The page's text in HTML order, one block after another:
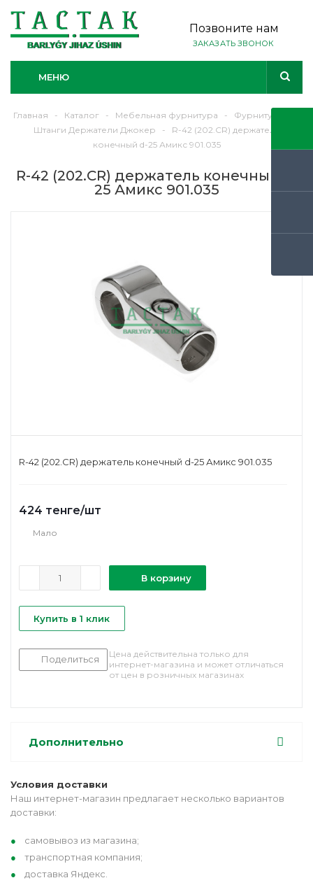
Позвоните нам
ЗАКАЗАТЬ ЗВОНОК
МЕНЮ
Главная - Каталог - Мебельная фурнитура - Фурнитура
Штанги Держатели Джокер
-
R-42 (202.CR) держатель
конечный d-25 Амикс 901.035
R-42 (202.CR) держатель конечный d-
25 Амикс 901.035
R-42 (202.CR) держатель конечный d-25 Амикс 901.035
424 тенге/шт
Мало
В корзину
Купить в 1 клик
Поделиться
Цена действительна только для
интернет-магазина и может отличаться
от цен в розничных магазинах
Дополнительно
Условия доставки
Наш интернет-магазин предлагает несколько вариантов
доставки:
самовывоз из магазина;
транспортная компания;
доставка Яндекс.